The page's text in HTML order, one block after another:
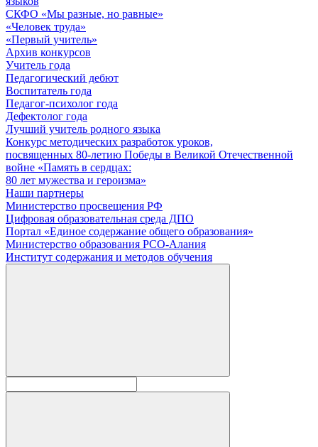
СКФО «Мы разные, но равные»
«Человек труда»
«Первый учитель»
Архив конкурсов
Учитель года
Педагогический дебют
Воспитатель года
Педагог-психолог года
Дефектолог года
Лучший учитель родного языка
Конкурс методических разработок уроков,
посвященных 80-летию Победы в Великой Отечественной
войне «Память в сердцах:
80 лет мужества и героизма»
Наши партнеры
Министерство просвещения РФ
Цифровая образовательная среда ДПО
Портал «Единое содержание общего образования»
Министерство образования РСО-Алания
Институт содержания и методов обучения